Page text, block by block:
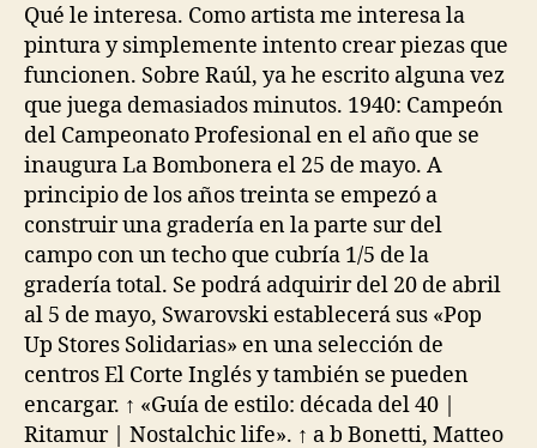
Qué le interesa. Como artista me interesa la
pintura y simplemente intento crear piezas que
funcionen. Sobre Raúl, ya he escrito alguna vez
que juega demasiados minutos. 1940: Campeón
del Campeonato Profesional en el año que se
inaugura La Bombonera el 25 de mayo. A
principio de los años treinta se empezó a
construir una gradería en la parte sur del
campo con un techo que cubría 1/5 de la
gradería total. Se podrá adquirir del 20 de abril
al 5 de mayo, Swarovski establecerá sus «Pop
Up Stores Solidarias» en una selección de
centros El Corte Inglés y también se pueden
encargar. ↑ «Guía de estilo: década del 40 |
Ritamur | Nostalchic life». ↑ a b Bonetti, Matteo